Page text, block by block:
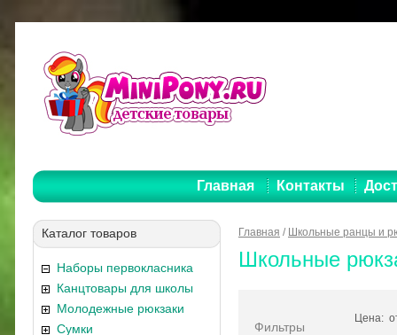
Главная Контакты
Каталог товаров
Наборы первокласника
Канцтовары для школы
Молодежные рюкзаки
Сумки
Главная / Школьные ранцы и
Школьные
Фильтры
Цена: